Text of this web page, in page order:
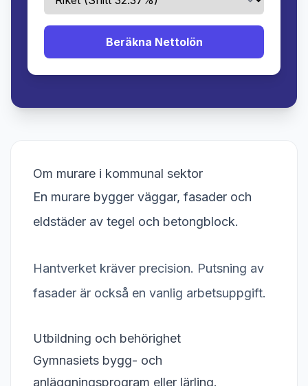
Beräkna Nettolön
Om murare i kommunal sektor
En murare bygger väggar, fasader och
eldstäder av tegel och betongblock.
Hantverket kräver precision. Putsning av
fasader är också en vanlig arbetsuppgift.
Utbildning och behörighet
Gymnasiets bygg- och
anläggningsprogram eller lärling.